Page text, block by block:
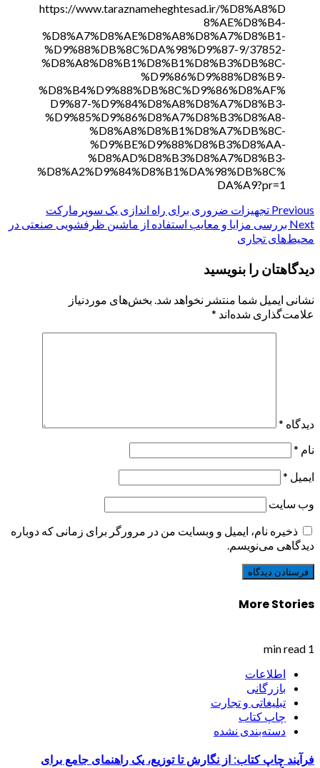
https://www.taraznameheghtesad.ir/%D8%A8%D
8%AE%D8%B4-
%D8%A7%D8%AE%D8%A8%D8%A7%D8%B1-
%D9%88%DB%8C%DA%98%D9%87-9/37852-
%D8%A8%D8%B1%D8%B1%D8%B3%DB%8C-
%D9%86%D9%88%D8%B9-
%D8%B4%D9%88%DB%8C%D9%86%D8%AF%
D9%87-%D9%84%D8%A8%D8%A7%D8%B3-
%D9%85%D9%86%D8%A7%D8%B3%D8%A8-
%D8%A8%D8%B1%D8%A7%DB%8C-
%D9%BE%D9%88%D8%B3%D8%AA-
%D8%AD%D8%B3%D8%A7%D8%B3-
%D8%A2%D9%84%D8%B1%DA%98%DB%8C%
DA%A9?pr=1
Continue
Reading
Previous تجهیزات ضروری برای راه اندازی یک سوپرمارکت
Next بررسی مزایا و معایب استفاده از ماشین ظرفشویی صنعتی در
محیط‌های تجاری
دیدگاهتان را بنویسید
نشانی ایمیل شما منتشر نخواهد شد. بخش‌های موردنیاز
علامت‌گذاری شده‌اند *
دیدگاه *
نام *
ایمیل *
وب‌ سایت
ذخیره نام، ایمیل و وبسایت من در مرورگر برای زمانی که دوباره
دیدگاهی می‌نویسم.
More Stories
1 min read
اطلاعات
بازرگانی
تبلیغاتی و تجارت
چاپ کتاب
دسته‌بندی نشده
فرآیند چاپ کتاب: از نگارش تا توزیع، یک راهنمای جامع برای